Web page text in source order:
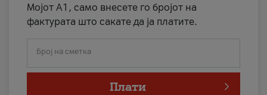
Мојот А1, само внесете го бројот на
фактурата што сакате да ја платите.
Број на сметка
Плати